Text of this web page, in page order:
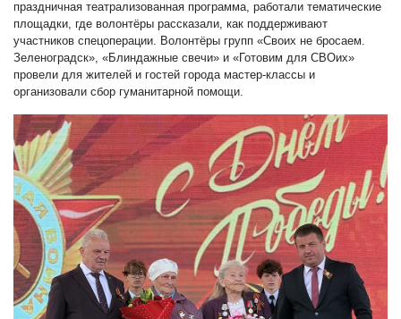
праздничная театрализованная программа, работали тематические
площадки, где волонтёры рассказали, как поддерживают
участников спецоперации. Волонтёры групп «Своих не бросаем.
Зеленоградск», «Блиндажные свечи» и «Готовим для СВОих»
провели для жителей и гостей города мастер-классы и
организовали сбор гуманитарной помощи.